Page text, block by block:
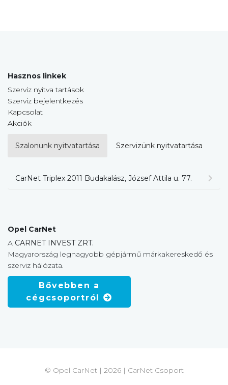
Hasznos linkek
Szerviz nyitva tartások
Szerviz bejelentkezés
Kapcsolat
Akciók
Szalonunk nyitvatartása Szervizünk nyitvatartása
CarNet Triplex 2011 Budakalász, József Attila u. 77.
Opel CarNet
A CARNET INVEST ZRT.
Magyarország legnagyobb gépjármű márkakereskedő és
szerviz hálózata.
Bővebben a
cégcsoportról
© Opel CarNet | 2026 | CarNet Csoport